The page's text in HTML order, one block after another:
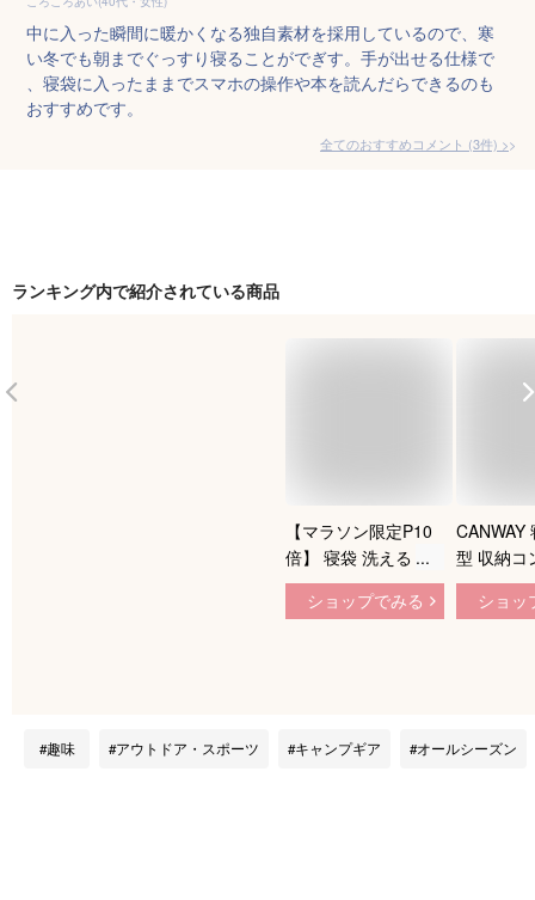
中に入った瞬間に暖かくなる独自素材を採用しているので、寒
い冬でも朝までぐっすり寝ることがでぎす。手が出せる仕様で
、寝袋に入ったままでスマホの操作や本を読んだらできるのも
おすすめです。
全てのおすすめコメント (3件) >
ランキング内で紹介されている商品
【マラソン限定P10
倍】 寝袋 洗える オ
ールシーズン 人気
-15℃ 枕付き シュラ
抗菌仕様 洗える 洗
ショップでみる
CANWAY
型 収納コ
シュラフ
災グッズ
泊 アウ
ショッ
趣味 アウトドア・スポーツ キャンプギア オールシーズン